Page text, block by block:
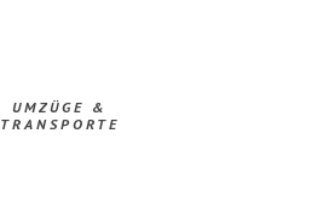
UMZÜGE &
TRANSPORTE